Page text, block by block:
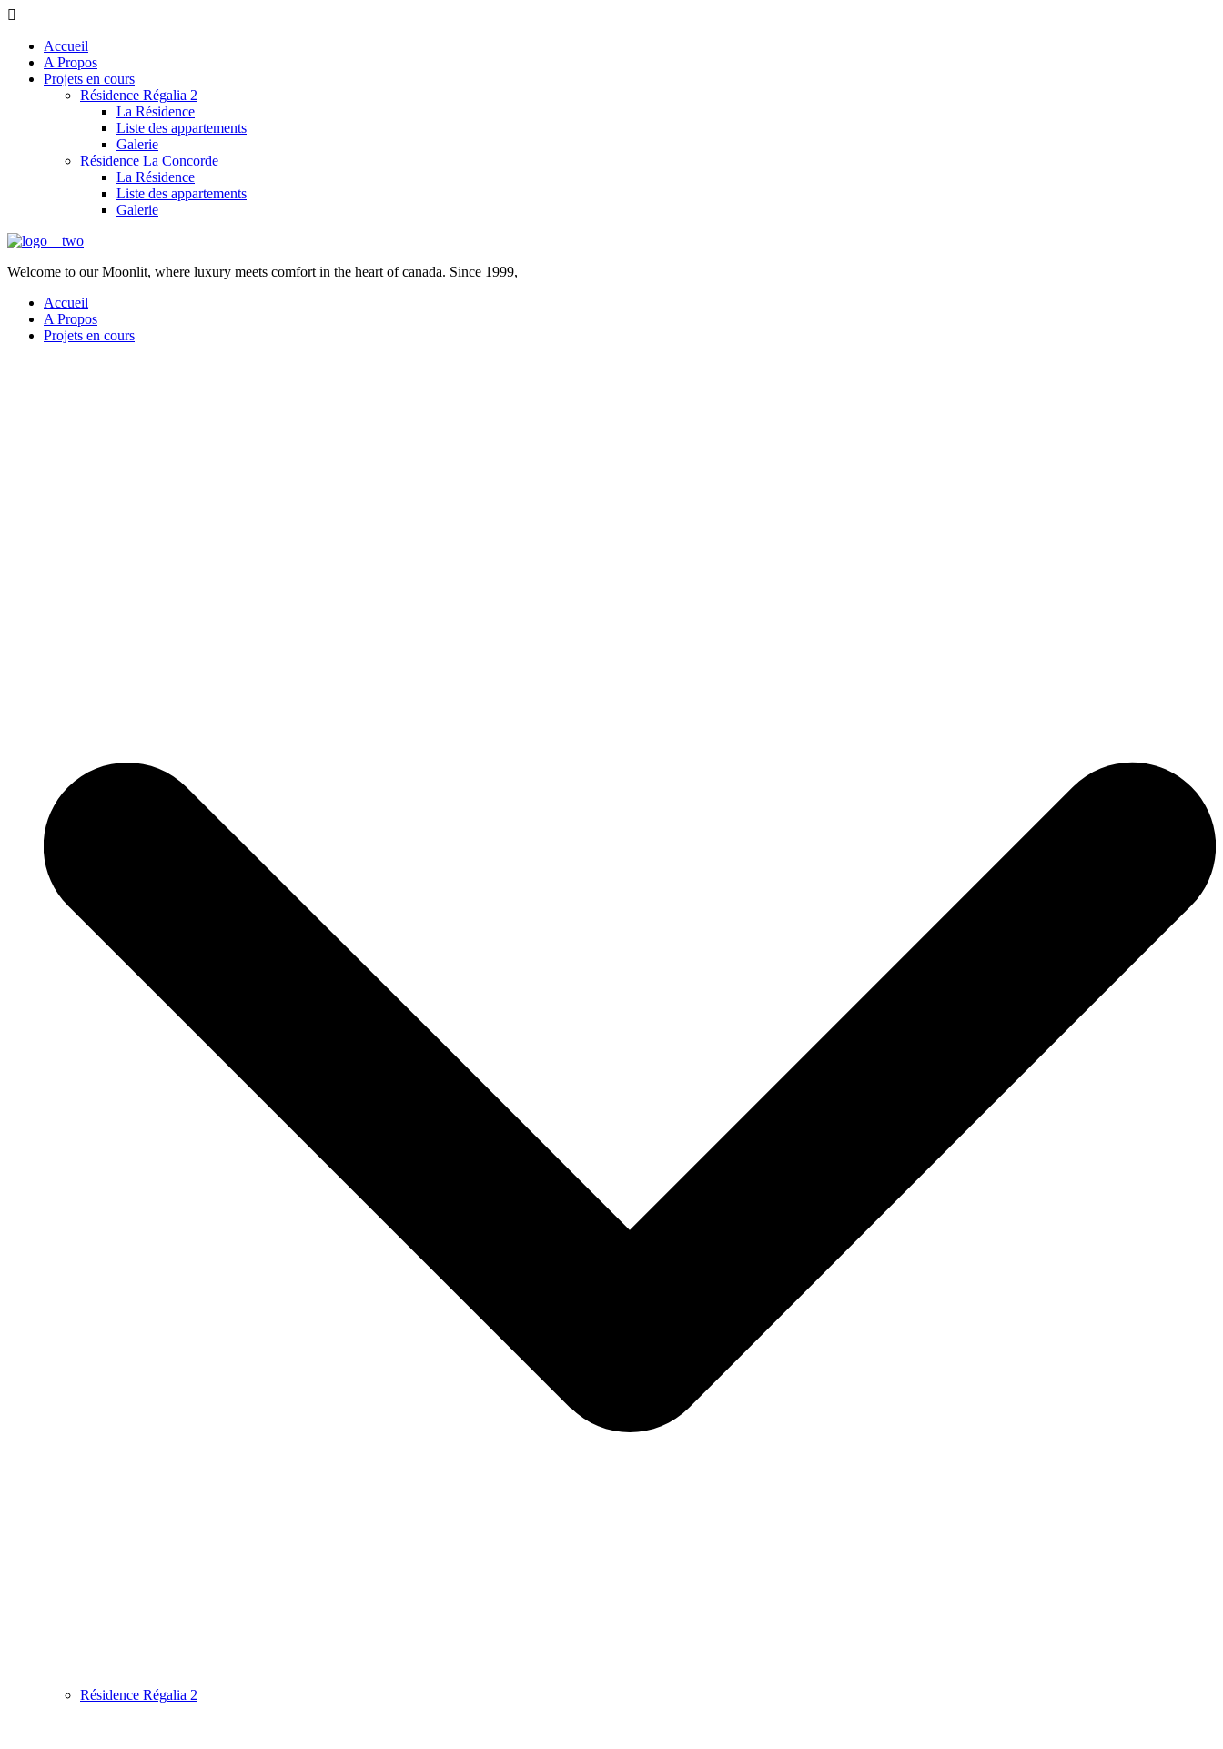
Accueil
A Propos
Projets en cours
Résidence Régalia 2
La Résidence
Liste des appartements
Galerie
Résidence La Concorde
La Résidence
Liste des appartements
Galerie
Welcome to our Moonlit, where luxury meets comfort in the heart of canada. Since 1999,
Accueil
A Propos
Projets en cours
Résidence Régalia 2